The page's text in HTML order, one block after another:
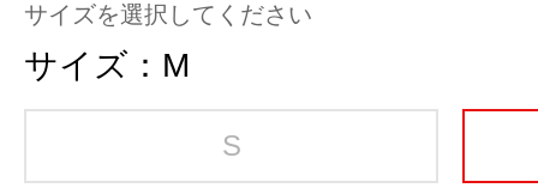
サイズを選択してください
サイズ： M
S